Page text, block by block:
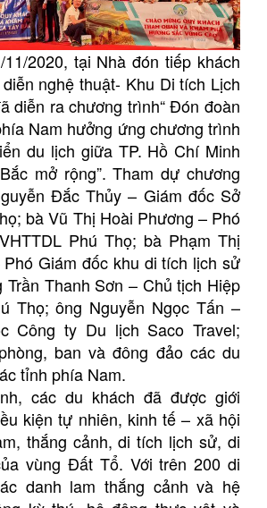
2020, tại Nhà đón tiếp khách
nghệ thuật- Khu Di tích Lịch
diễn ra chương trình“ Đón đoàn
Nam hưởng ứng chương trình
du lịch giữa TP. Hồ Chí Minh
mở rộng”. Tham dự chương
Đắc Thủy – Giám đốc Sở
bà Vũ Thị Hoài Phương – Phó
Phú Thọ; bà Phạm Thị
Giám đốc khu di tích lịch sử
Thanh Sơn – Chủ tịch Hiệp
Thọ; ông Nguyễn Ngọc Tấn –
Công ty Du lịch Saco Travel;
ban và đông đảo các du
tỉnh phía Nam.
các du khách đã được giới
kiện tự nhiên, kinh tế – xã hội
thắng cảnh, di tích lịch sử, di
vùng Đất Tổ. Với trên 200 di
danh lam thắng cảnh và hệ